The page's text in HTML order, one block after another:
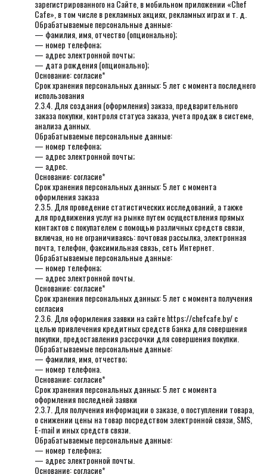
зарегистрированного на Сайте, в мобильном приложении «Chef
Cafe», в том числе в рекламных акциях, рекламных играх и т. д.
Обрабатываемые персональные данные:
— фамилия, имя, отчество (опционально);
— номер телефона;
— адрес электронной почты;
— дата рождения (опционально);
Основание: согласие*
Срок хранения персональных данных: 5 лет с момента последнего
использования
2.3.4. Для создания (оформления) заказа, предварительного
заказа покупки, контроля статуса заказа, учета продаж в системе,
анализа данных.
Обрабатываемые персональные данные:
— номер телефона;
— адрес электронной почты;
— адрес.
Основание: согласие*
Срок хранения персональных данных: 5 лет с момента
оформления заказа
2.3.5. Для проведение статистических исследований, а также
для продвижения услуг на рынке путем осуществления прямых
контактов с покупателем с помощью различных средств связи,
включая, но не ограничиваясь: почтовая рассылка, электронная
почта, телефон, факсимильная связь, сеть Интернет.
Обрабатываемые персональные данные:
— номер телефона;
— адрес электронной почты.
Основание: согласие*
Срок хранения персональных данных: 5 лет с момента получения
согласия
2.3.6. Для оформления заявки на сайте https://chefcafe.by/ с
целью привлечения кредитных средств банка для совершения
покупки, предоставления рассрочки для совершения покупки.
Обрабатываемые персональные данные:
— фамилия, имя, отчество;
— номер телефона.
Основание: согласие*
Срок хранения персональных данных: 5 лет с момента
оформления последней заявки
2.3.7. Для получения информации о заказе, о поступлении товара,
о снижении цены на товар посредством электронной связи, SMS,
E-mail и иных средств связи.
Обрабатываемые персональные данные:
— номер телефона;
— адрес электронной почты.
Основание: согласие*